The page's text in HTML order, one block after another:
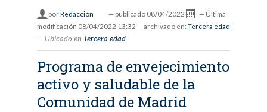
porRedacción — publicado 08/04/2022 — Última
modificación 08/04/2022 13:32 — archivado en: Tercera edad
Ubicado en Tercera edad
Programa de envejecimiento
activo y saludable de la
Comunidad de Madrid